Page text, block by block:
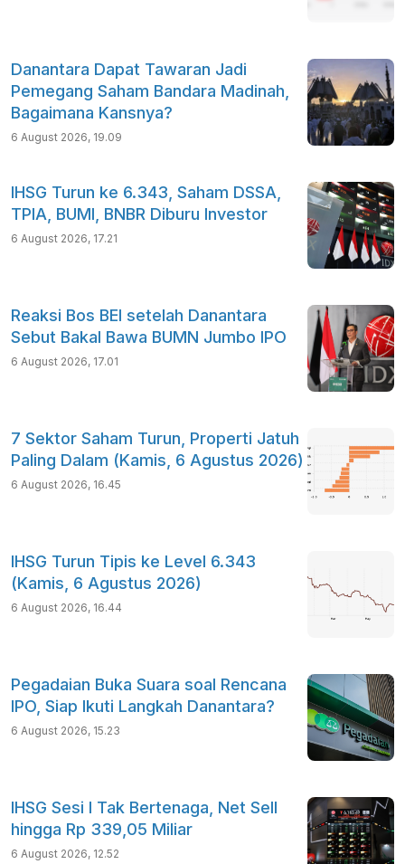
Danantara Dapat Tawaran Jadi
Pemegang Saham Bandara Madinah,
Bagaimana Kansnya?
6 August 2026, 19.09
IHSG Turun ke 6.343, Saham DSSA,
TPIA, BUMI, BNBR Diburu Investor
6 August 2026, 17.21
Reaksi Bos BEI setelah Danantara
Sebut Bakal Bawa BUMN Jumbo IPO
6 August 2026, 17.01
7 Sektor Saham Turun, Properti Jatuh
Paling Dalam (Kamis, 6 Agustus 2026)
6 August 2026, 16.45
IHSG Turun Tipis ke Level 6.343
(Kamis, 6 Agustus 2026)
6 August 2026, 16.44
Pegadaian Buka Suara soal Rencana
IPO, Siap Ikuti Langkah Danantara?
6 August 2026, 15.23
IHSG Sesi I Tak Bertenaga, Net Sell
hingga Rp 339,05 Miliar
6 August 2026, 12.52